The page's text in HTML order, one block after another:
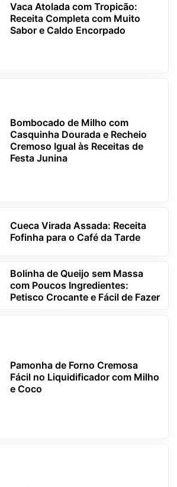
Vaca Atolada com Tropicão:
Receita Completa com Muito
Sabor e Caldo Encorpado
Bombocado de Milho com
Casquinha Dourada e Recheio
Cremoso Igual às Receitas de
Festa Junina
Cueca Virada Assada: Receita
Fofinha para o Café da Tarde
Bolinha de Queijo sem Massa
com Poucos Ingredientes:
Petisco Crocante e Fácil de Fazer
Pamonha de Forno Cremosa
Fácil no Liquidificador com Milho
e Coco